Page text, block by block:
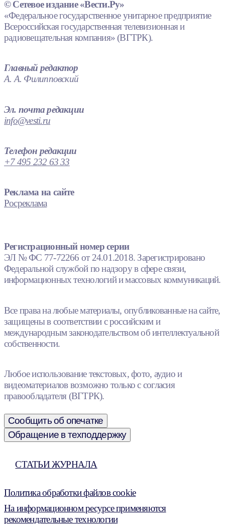
© Сетевое издание «Вести.Ру»
«Федеральное государственное унитарное предприятие
Всероссийская государственная телевизионная и
радиовещательная компания» (ВГТРК).
Главный редактор
А. А. Филипповский
Эл. почта редакции
info@vesti.ru
Телефон редакции
+7 495 232 63 33
Реклама на сайте
Росреклама
Регистрационный номер серии
ЭЛ № ФС 77-72266 от 24.01.2018. Зарегистрировано
Федеральной службой по надзору в сфере связи,
информационных технологий и массовых коммуникаций.
Все права на любые материалы, опубликованные на сайте,
защищены в соответствии с российским и
международным законодательством об интеллектуальной
собственности.
Любое использование текстовых, фото, аудио и
видеоматериалов возможно только с согласия
правообладателя (ВГТРК).
Сообщить об опечатке
Обращение в техподдержку
СТАТЬИ ЖУРНАЛА
Политика обработки файлов cookie
На информационном ресурсе применяются
рекомендательные технологии